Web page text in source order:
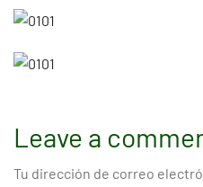
Leave a
Tu dirección de correo